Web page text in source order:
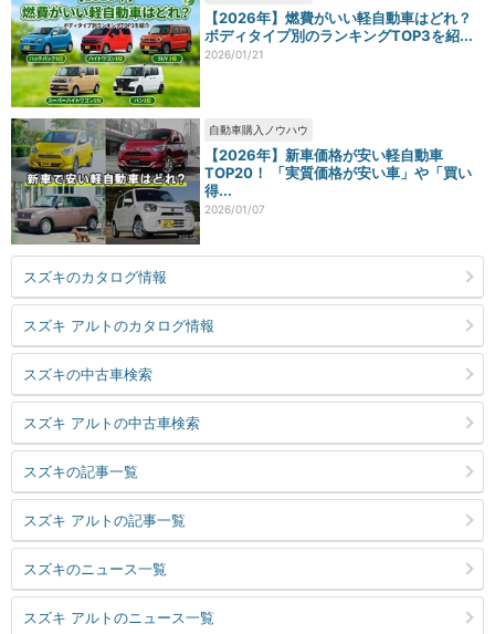
【2026年】燃費がいい軽自動車はどれ？
ボディタイプ別のランキングTOP3を紹...
2026/01/21
自動車購入ノウハウ
【2026年】新車価格が安い軽自動車
TOP20！ 「実質価格が安い車」や「買い
得...
2026/01/07
スズキのカタログ情報
スズキ アルトのカタログ情報
スズキの中古車検索
スズキ アルトの中古車検索
スズキの記事一覧
スズキ アルトの記事一覧
スズキのニュース一覧
スズキ アルトのニュース一覧